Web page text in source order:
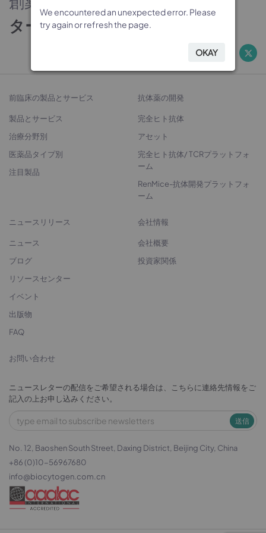
ターゲットから治療法開発へ
前臨床の製品とサービス
製品とサービス
治療分野別
医薬品タイプ別
注目製品
抗体薬の開発
完全ヒト抗体
アセット
完全ヒト抗体/ TCRプラットフォ
ーム
RenMice-抗体開発プラットフォ
ーム
ニュースリリース
ニュース
ブログ
リソースセンター
イベント
出版物
FAQ
会社情報
会社概要
投資家関係
お問い合わせ
ニュースレターの配信をご希望される場合は、こちらに連絡先情報をご
記入の上お申し込みください。
送信
No. 12, Baoshen South Street, Daxing District, Beijing City, China
+86 (0)10-56967680
info@biocytogen.com.cn
We encountered an unexpected error. Please
try again or refresh the page.
OKAY
We encountered an unexpected error. Please
try again or refresh the page.
OKAY
We encountered an unexpected error. Please
try again or refresh the page.
OKAY
We encountered an unexpected error. Please
try again or refresh the page.
OKAY